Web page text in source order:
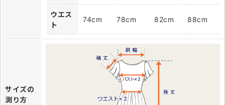
ウエス
ト
74cm 78cm 82cm 88cm
サイズの
測り方